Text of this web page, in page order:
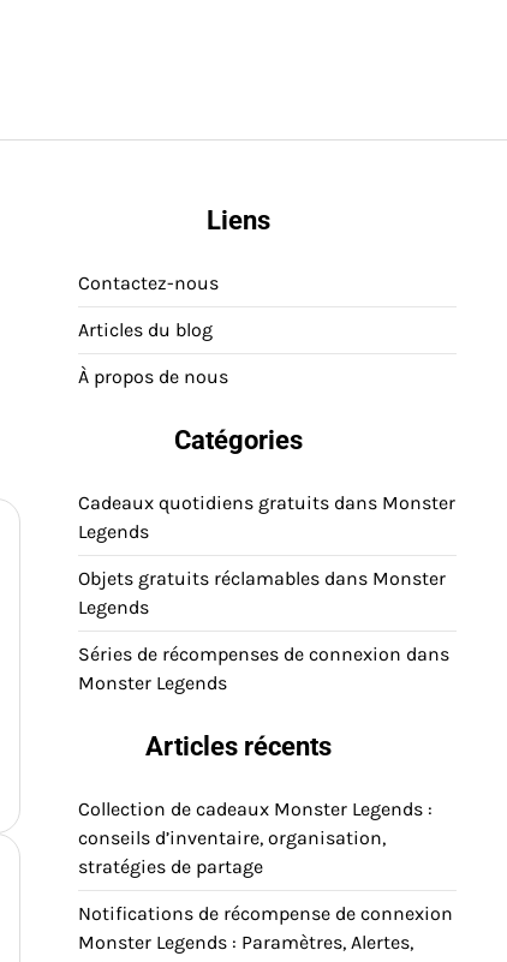
Liens
Contactez-nous
Articles du blog
À propos de nous
Catégories
Cadeaux quotidiens gratuits dans Monster
Legends
Objets gratuits réclamables dans Monster
Legends
Séries de récompenses de connexion dans
Monster Legends
Articles récents
Collection de cadeaux Monster Legends :
conseils d’inventaire, organisation,
stratégies de partage
Notifications de récompense de connexion
Monster Legends : Paramètres, Alertes,